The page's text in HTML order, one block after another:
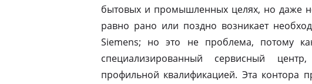
бытовых и промышленных целях, но даже
равно рано или поздно возникает
Siemens; но это не проблема, потому
специализированный сервисный
профильной квалификацией. Эта контора